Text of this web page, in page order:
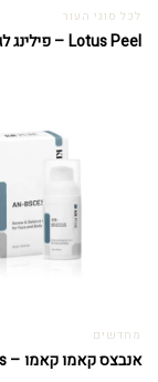
לכל סוגי העור
Lotus Peel – פילינג לגוון עור אחיד
מחדשים
אנבצס קאמו קאמו – An bscess